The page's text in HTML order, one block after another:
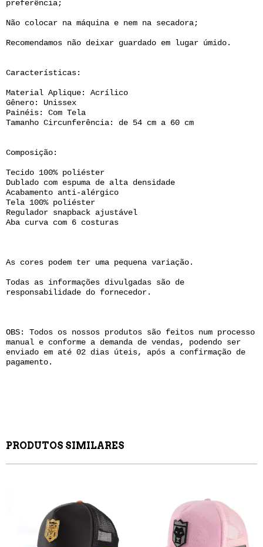
preferência;
Não colocar na máquina e nem na secadora;
Recomendamos não deixar guardado em lugar úmido.
Características:
Material Aplique: Acrílico
Gênero: Unissex
Painéis: Com Tela
Tamanho Circunferência: de 54 cm a 60 cm
Composição:
Tecido 100% poliéster
Dublado com espuma de alta densidade
Acabamento anti-alérgico
Tela 100% poliéster
Regulador snapback ajustável
Aba curva com 6 costuras
As cores podem ter uma pequena variação.
Todas as informações divulgadas são de
responsabilidade do fornecedor.
OBS: Todos os nossos produtos são feitos num processo
manual e conforme a demanda de vendas, podendo ser
enviado em até 02 dias úteis, após a confirmação de
pagamento.
PRODUTOS SIMILARES